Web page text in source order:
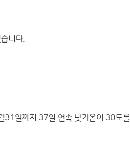
니다.
일까지 37일 연속 낮기온이 30도